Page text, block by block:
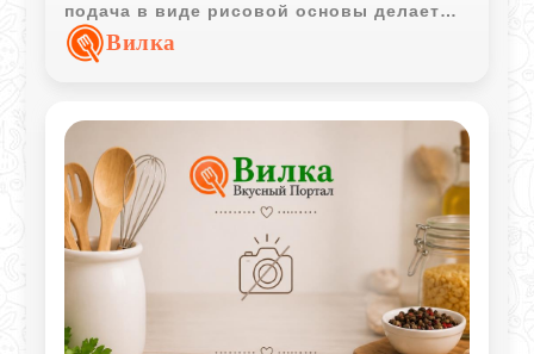
подача в виде рисовой основы делает
блюдо аккуратным и привлекательным
для повседневного или праздничного
Вилка